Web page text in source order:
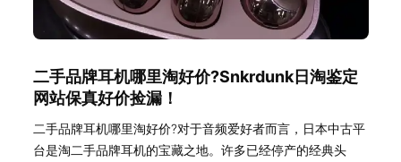
二手品牌耳机哪里淘好价?Snkrdunk日淘鉴定
网站保真好价捡漏！
二手品牌耳机哪里淘好价?对于音频爱好者而言，日本中古平
台是淘二手品牌耳机的宝藏之地。许多已经停产的经典头